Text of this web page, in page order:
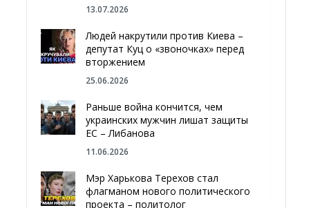
13.07.2026
Людей накрутили против Киева –
депутат Куц о «звоночках» перед
вторжением
25.06.2026
Раньше война кончится, чем
украинских мужчин лишат защиты
ЕС – Либанова
11.06.2026
Мэр Харькова Терехов стал
флагманом нового политического
проекта – политолог